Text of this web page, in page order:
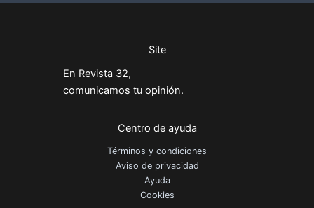
Site
En Revista 32,
comunicamos tu opinión.
Centro de ayuda
Términos y condiciones
Aviso de privacidad
Ayuda
Cookies